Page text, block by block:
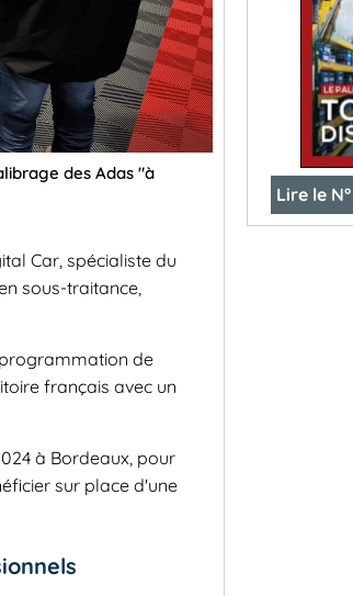
des Adas "à
Car, spécialiste du
sous-traitance,
de
français avec un
à Bordeaux, pour
sur place d'une
Lire le N°